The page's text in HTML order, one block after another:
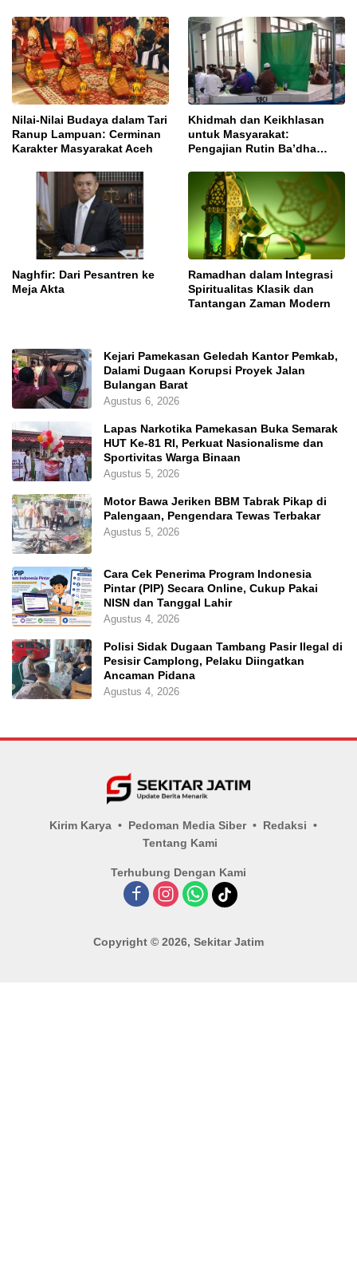
Nilai-Nilai Budaya dalam Tari
Ranup Lampuan: Cerminan
Karakter Masyarakat Aceh
Khidmah dan Keikhlasan
untuk Masyarakat:
Pengajian Rutin Ba’dha
Naghfir: Dari Pesantren ke
Meja Akta
Ramadhan dalam Integrasi
Spiritualitas Klasik dan
Tantangan Zaman Modern
Kejari Pamekasan Geledah Kantor Pemkab,
Dalami Dugaan Korupsi Proyek Jalan
Bulangan Barat
Agustus 6, 2026
Lapas Narkotika Pamekasan Buka Semarak
HUT Ke-81 RI, Perkuat Nasionalisme dan
Sportivitas Warga Binaan
Agustus 5, 2026
Motor Bawa Jeriken BBM Tabrak Pikap di
Palengaan, Pengendara Tewas Terbakar
Agustus 5, 2026
Cara Cek Penerima Program Indonesia
Pintar (PIP) Secara Online, Cukup Pakai
NISN dan Tanggal Lahir
Agustus 4, 2026
Polisi Sidak Dugaan Tambang Pasir Ilegal di
Pesisir Camplong, Pelaku Diingatkan
Ancaman Pidana
Agustus 4, 2026
Kirim Karya Pedoman Media Siber
Redaksi
Tentang Kami
Terhubung Dengan Kami
Copyright © 2026, Sekitar Jatim